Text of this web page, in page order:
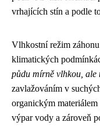
vrhajících stín a podle
Vlhkostní režim
klimatických
půdu mírně vlhkou, ale
zavlažováním v
organickým
výpar vody a zároveň